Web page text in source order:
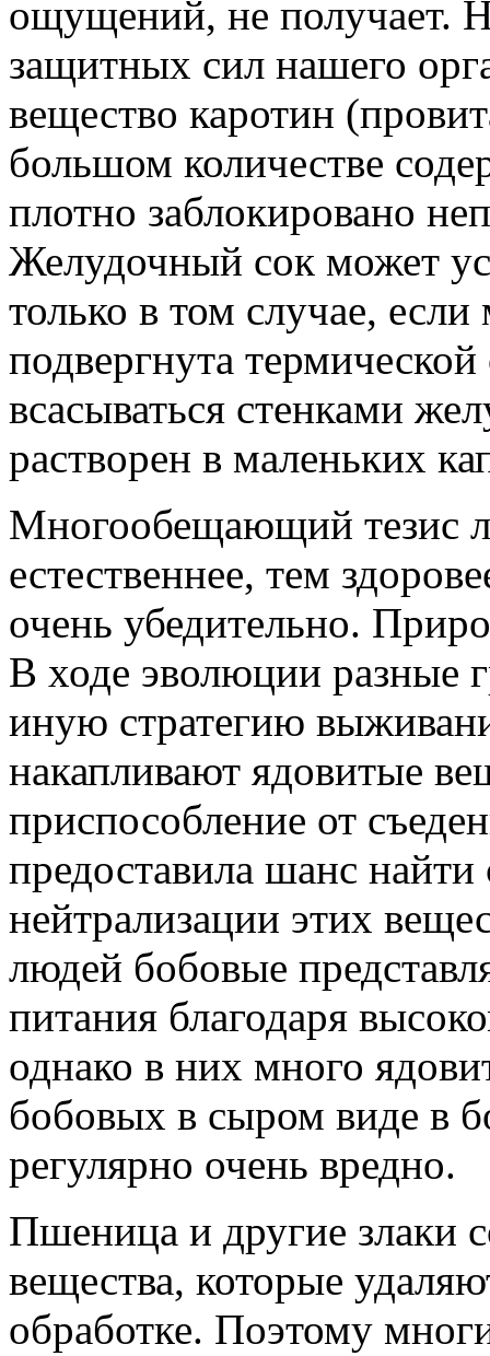
ощущений, не получает.
защитных сил нашего
вещество каротин
большом количестве
плотно заблокировано
Желудочный сок может
только в том случае,
подвергнута
всасываться стенками
растворен в маленьких
Многообещающий тезис
естественнее, тем
очень убедительно.
В ходе эволюции разные
иную стратегию
накапливают ядовитые
приспособление от
предоставила шанс
нейтрализации этих
людей бобовые
питания благодаря
однако в них много
бобовых в сыром виде в
регулярно очень вредно.
Пшеница и другие злаки
вещества, которые
обработке. Поэтому